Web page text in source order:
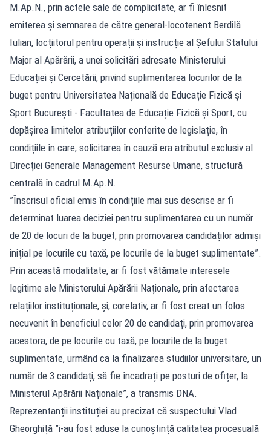
M.Ap.N., prin actele sale de complicitate, ar fi înlesnit
emiterea și semnarea de către general-locotenent Berdilă
Iulian, locțiitorul pentru operații și instrucție al Șefului Statului
Major al Apărării, a unei solicitări adresate Ministerului
Educației și Cercetării, privind suplimentarea locurilor de la
buget pentru Universitatea Națională de Educație Fizică și
Sport București - Facultatea de Educație Fizică și Sport, cu
depășirea limitelor atribuțiilor conferite de legislație, în
condițiile în care, solicitarea în cauză era atributul exclusiv al
Direcției Generale Management Resurse Umane, structură
centrală în cadrul M.Ap.N.
”Înscrisul oficial emis în condițiile mai sus descrise ar fi
determinat luarea deciziei pentru suplimentarea cu un număr
de 20 de locuri de la buget, prin promovarea candidaților admiși
inițial pe locurile cu taxă, pe locurile de la buget suplimentate”.
Prin această modalitate, ar fi fost vătămate interesele
legitime ale Ministerului Apărării Naționale, prin afectarea
relațiilor instituționale, și, corelativ, ar fi fost creat un folos
necuvenit în beneficiul celor 20 de candidați, prin promovarea
acestora, de pe locurile cu taxă, pe locurile de la buget
suplimentate, urmând ca la finalizarea studiilor universitare, un
număr de 3 candidați, să fie încadrați pe posturi de ofițer, la
Ministerul Apărării Naționale”, a transmis DNA.
Reprezentanții instituției au precizat că suspectului Vlad
Gheorghiță ”i-au fost aduse la cunoștință calitatea procesuală